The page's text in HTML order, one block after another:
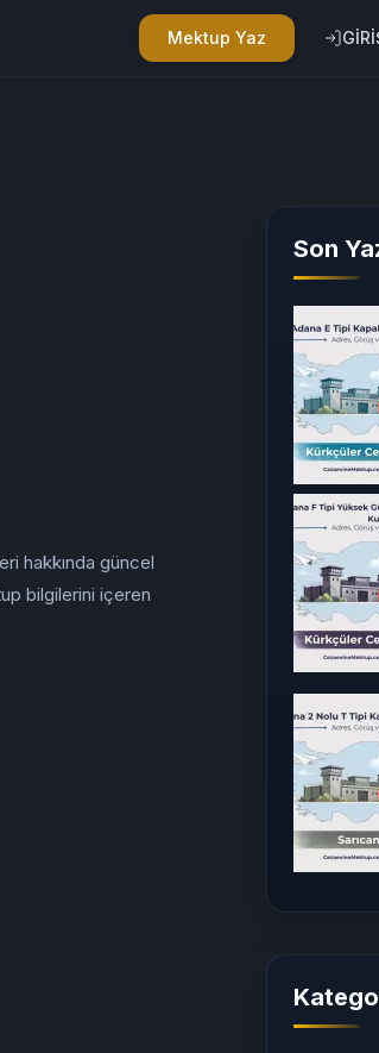
Mektup Yaz
hakkında güncel
bilgilerini içeren
Son